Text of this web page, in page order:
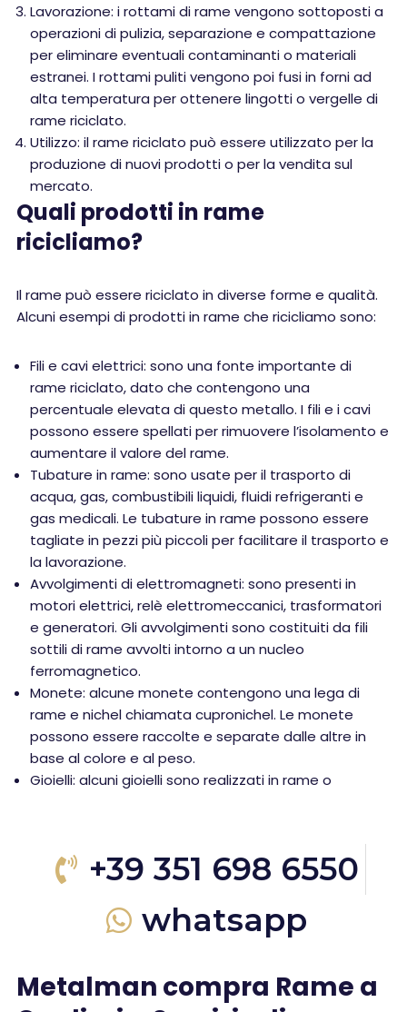
Lavorazione: i rottami di rame vengono sottoposti a
operazioni di pulizia, separazione e compattazione
per eliminare eventuali contaminanti o materiali
estranei. I rottami puliti vengono poi fusi in forni ad
alta temperatura per ottenere lingotti o vergelle di
rame riciclato.
Utilizzo: il rame riciclato può essere utilizzato per la
produzione di nuovi prodotti o per la vendita sul
mercato.
Quali prodotti in rame
ricicliamo?
Il rame può essere riciclato in diverse forme e qualità.
Alcuni esempi di prodotti in rame che ricicliamo sono:
Fili e cavi elettrici: sono una fonte importante di
rame riciclato, dato che contengono una
percentuale elevata di questo metallo. I fili e i cavi
possono essere spellati per rimuovere l’isolamento e
aumentare il valore del rame.
Tubature in rame: sono usate per il trasporto di
acqua, gas, combustibili liquidi, fluidi refrigeranti e
gas medicali. Le tubature in rame possono essere
tagliate in pezzi più piccoli per facilitare il trasporto e
la lavorazione.
Avvolgimenti di elettromagneti: sono presenti in
motori elettrici, relè elettromeccanici, trasformatori
e generatori. Gli avvolgimenti sono costituiti da fili
sottili di rame avvolti intorno a un nucleo
ferromagnetico.
Monete: alcune monete contengono una lega di
rame e nichel chiamata cupronichel. Le monete
possono essere raccolte e separate dalle altre in
base al colore e al peso.
Gioielli: alcuni gioielli sono realizzati in rame o
+39 351 698 6550
whatsapp
Metalman compra Rame a